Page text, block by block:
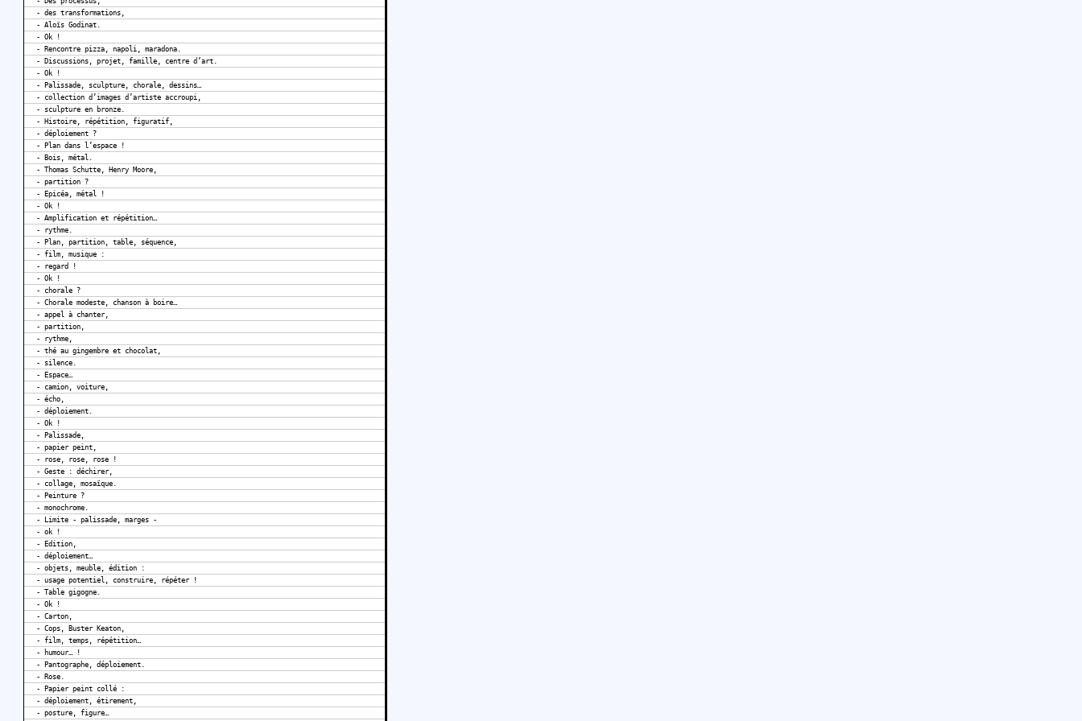
- des transformations,
- Aloïs Godinat.
- Ok !
- Rencontre pizza, napoli, maradona.
- Discussions, projet, famille, centre d’art.
- Ok !
- Palissade, sculpture, chorale, dessins…
- collection d’images d’artiste accroupi,
- sculpture en bronze.
- Histoire, répétition, figuratif,
- déploiement ?
- Plan dans l’espace !
- Bois, métal.
- Thomas Schutte, Henry Moore,
- partition ?
- Epicéa, métal !
- Ok !
- Amplification et répétition…
- rythme.
- Plan, partition, table, séquence,
- film, musique :
- regard !
- Ok !
- chorale ?
- Chorale modeste, chanson à boire…
- appel à chanter,
- partition,
- rythme,
- thé au gingembre et chocolat,
- silence.
- Espace…
- camion, voiture,
- écho,
- déploiement.
- Ok !
- Palissade,
- papier peint,
- rose, rose, rose !
- Geste : déchirer,
- collage, mosaïque.
- Peinture ?
- monochrome.
- Limite - palissade, marges -
- ok !
- Edition,
- déploiement…
- objets, meuble, édition :
- usage potentiel, construire, répéter !
- Table gigogne.
- Ok !
- Carton,
- Cops, Buster Keaton,
- film, temps, répétition…
- humour… !
- Pantographe, déploiement.
- Rose.
- Papier peint collé :
- déploiement, étirement,
- posture, figure…